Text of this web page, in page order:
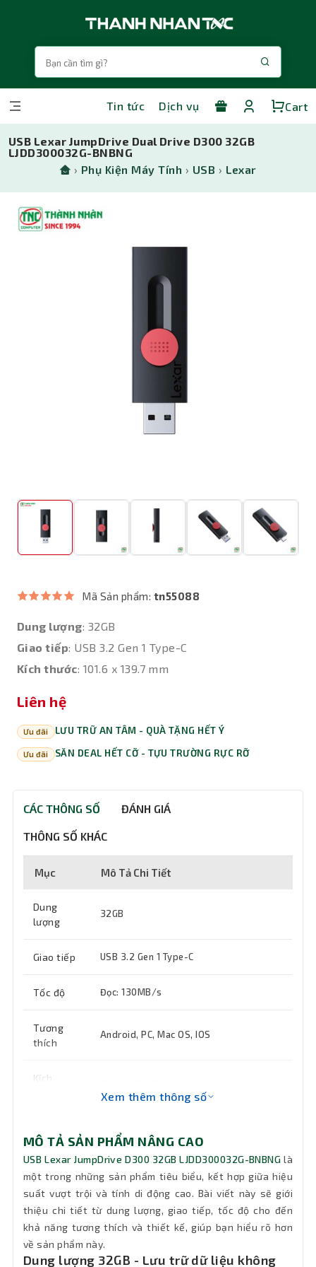
Tin tức Dịch vụ Cart
USB Lexar JumpDrive Dual Drive D300 32GB
LJDD300032G-BNBNG
› Phụ Kiện Máy Tính › USB › Lexar
Mã Sản phẩm: tn55088
Dung lượng: 32GB
Giao tiếp: USB 3.2 Gen 1 Type-C
Kích thước: 101.6 x 139.7 mm
Liên hệ
Ưu đãi LƯU TRỮ AN TÂM - QUÀ TẶNG HẾT Ý
Ưu đãi SĂN DEAL HẾT CỠ - TỰU TRƯỜNG RỰC RỠ
CÁC THÔNG SỐ ĐÁNH GIÁ
THÔNG SỐ KHÁC
Mục Mô Tả Chi Tiết
Dung
lượng
32GB
Giao tiếp USB 3.2 Gen 1 Type-C
Tốc độ Đọc: 130MB/s
Tương
thích
Android, PC, Mac OS, IOS
Kích
lượng
33g
Bảo hành 60 tháng
Xem thêm thông số
MÔ TẢ SẢN PHẨM NÂNG CAO
USB Lexar JumpDrive D300 32GB LJDD300032G-BNBNG là
một trong những sản phẩm tiêu biểu, kết hợp giữa hiệu
suất vượt trội và tính di động cao. Bài viết này sẽ giới
thiệu chi tiết từ dung lượng, giao tiếp, tốc độ cho đến
khả năng tương thích và thiết kế, giúp bạn hiểu rõ hơn
về sản phẩm này.
Dung lượng 32GB - Lưu trữ dữ liệu không